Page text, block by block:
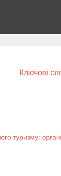
Ключові
туризму: